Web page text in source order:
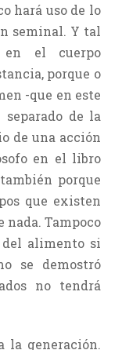
hará uso de lo
seminal. Y tal
en el cuerpo
porque o
-que en este
de la
de una acción
en el libro
porque
que existen
nada. Tampoco
del alimento si
se demostró
no tendrá
la generación.